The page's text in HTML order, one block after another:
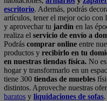
escritorio. Además, podrás
artículos, tener el mejor ocio con
y aprovechar tu jardín en las
realiza el servicio de envío a
Podrás comprar online entre
productos y recibirlo en tu
en nuestras tiendas física. No
hogar y transformarlo en un
tiene 300 tiendas de muebles
distintos. Aproveche nuestras
baratos y liquidaciones de sofas.